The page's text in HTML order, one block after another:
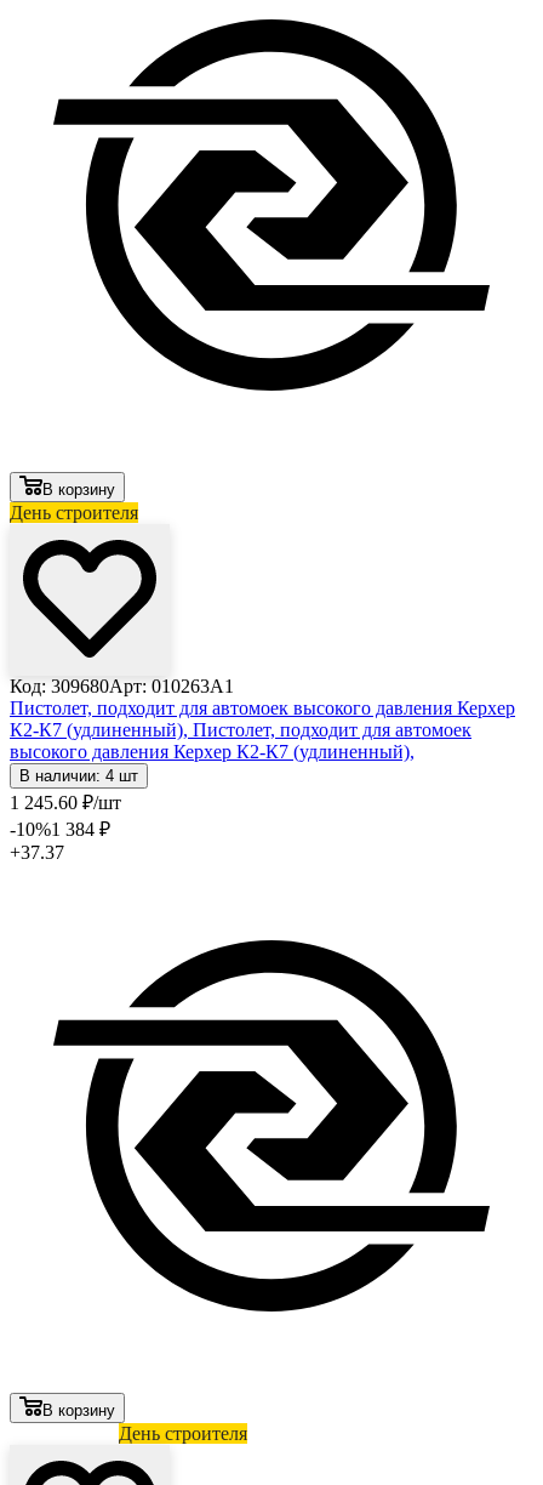
В корзину
День строителя
Код: 309680Арт: 010263A1
Пистолет, подходит для автомоек высокого давления Керхер
К2-К7 (удлиненный), Пистолет, подходит для автомоек
высокого давления Керхер К2-К7 (удлиненный),
В наличии: 4 шт
1 245.60 ₽/шт
-10%1 384 ₽
+37.37
В корзину
День строителя